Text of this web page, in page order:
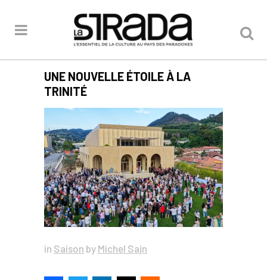
UNE NOUVELLE ÉTOILE À LA
TRINITÉ
in Saison by Michel Sajn